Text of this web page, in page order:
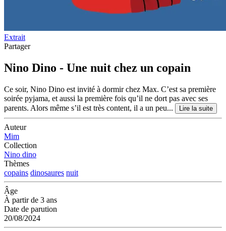
Extrait
Partager
Nino Dino - Une nuit chez un copain
Ce soir, Nino Dino est invité à dormir chez Max. C’est sa première
soirée pyjama, et aussi la première fois qu’il ne dort pas avec ses
parents. Alors même s’il est très content, il a un peu...
Lire la suite
Auteur
Mim
Collection
Nino dino
Thèmes
copains dinosaures nuit
Âge
À partir de 3 ans
Date de parution
20/08/2024